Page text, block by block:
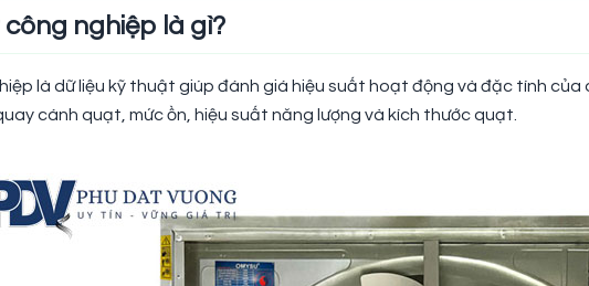
nghiệp là gì?
là dữ liệu kỹ thuật giúp đánh giá hiệu suất hoạt động và đặc tính của
cánh quạt, mức ồn, hiệu suất năng lượng và kích thước quạt.